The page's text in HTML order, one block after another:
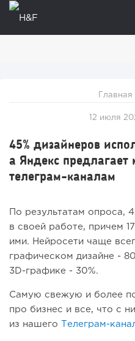
Главная
12 июля
45% дизайнеров
а Яндекс предлагает
телеграм-каналам
По результатам опроса,
в своей работе, причем
ими. Нейросети чаще
графическом дизайне -
3D-графике - 30%.
Самую свежую и более
про бизнес и все, что с
из нашего
Телеграм-